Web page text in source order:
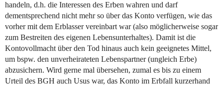
handeln, d.h. die Interessen des Erben wahren und darf
dementsprechend nicht mehr so über das Konto verfügen, wie das
vorher mit dem Erblasser vereinbart war (also möglicherweise sogar
zum Bestreiten des eigenen Lebensunterhaltes). Damit ist die
Kontovollmacht über den Tod hinaus auch kein geeignetes Mittel,
um bspw. den unverheirateten Lebenspartner (ungleich Erbe)
abzusichern. Wird gerne mal übersehen, zumal es bis zu einem
Urteil des BGH auch Usus war, das Konto im Erbfall kurzerhand